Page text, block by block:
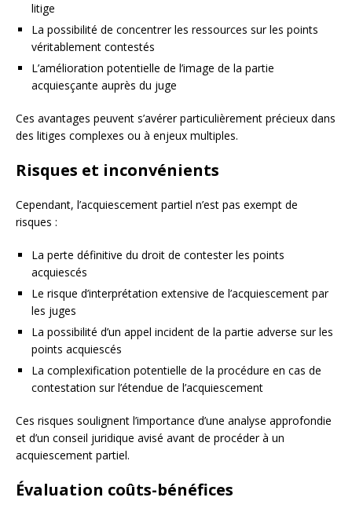
litige
La possibilité de concentrer les ressources sur les points
véritablement contestés
L’amélioration potentielle de l’image de la partie
acquiesçante auprès du juge
Ces avantages peuvent s’avérer particulièrement précieux dans
des litiges complexes ou à enjeux multiples.
Risques et inconvénients
Cependant, l’acquiescement partiel n’est pas exempt de
risques :
La perte définitive du droit de contester les points
acquiescés
Le risque d’interprétation extensive de l’acquiescement par
les juges
La possibilité d’un appel incident de la partie adverse sur les
points acquiescés
La complexification potentielle de la procédure en cas de
contestation sur l’étendue de l’acquiescement
Ces risques soulignent l’importance d’une analyse approfondie
et d’un conseil juridique avisé avant de procéder à un
acquiescement partiel.
Évaluation coûts-bénéfices